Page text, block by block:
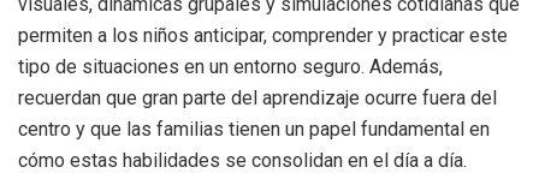
permiten a los niños anticipar, comprender y practicar este
tipo de situaciones en un entorno seguro. Además,
recuerdan que gran parte del aprendizaje ocurre fuera del
centro y que las familias tienen un papel fundamental en
cómo estas habilidades se consolidan en el día a día.